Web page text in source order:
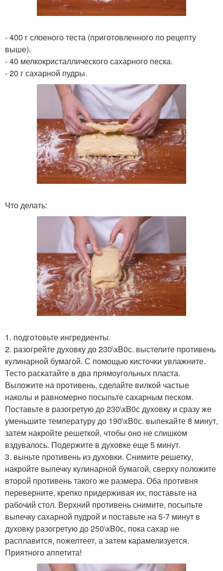
- 400 г слоеного теста (приготовленного по рецепту
выше).
- 40 мелкокристаллического сахарного песка.
- 20 г сахарной пудры.
Что делать:
1. подготовьте ингредиенты.
2. разогрейте духовку до 230\xB0с. выстелите противень
кулинарной бумагой. С помощью кисточки увлажните.
Тесто раскатайте в два прямоугольных пласта.
Выложите на противень, сделайте вилкой частые
наколы и равномерно посыпьте сахарным песком.
Поставьте в разогретую до 230\xB0с духовку и сразу же
уменьшите температуру до 190\xB0с. выпекайте 8 минут,
затем накройте решеткой, чтобы оно не слишком
вздувалось. Подержите в духовке еще 5 минут.
3. выньте противень из духовки. Снимите решетку,
накройте выпечку кулинарной бумагой, сверху положите
второй противень такого же размера. Оба противня
переверните, крепко придерживая их, поставьте на
рабочий стол. Верхний противень снимите, посыпьте
выпечку сахарной пудрой и поставьте на 5-7 минут в
духовку разогретую до 250\xB0с, пока сахар не
расплавится, пожелтеет, а затем карамелизуется.
Приятного аппетита!